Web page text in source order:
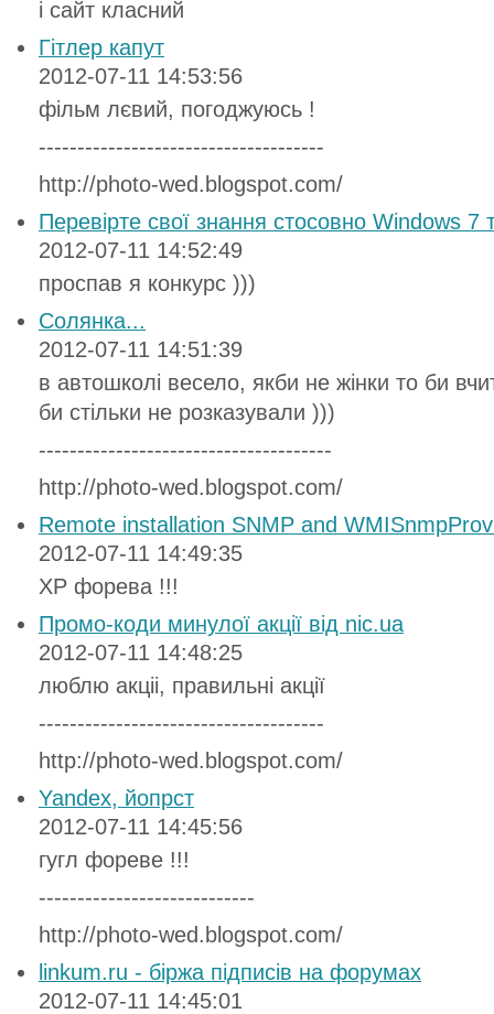
і сайт класний
Гітлер капут
2012-07-11 14:53:56
фільм лєвий, погоджуюсь !
-------------------------------------
http://photo-wed.blogspot.com/
Перевірте свої знання стосовно Windows 7
2012-07-11 14:52:49
проспав я конкурс )))
Солянка...
2012-07-11 14:51:39
в автошколі весело, якби не жінки то би
би стільки не розказували )))
--------------------------------------
http://photo-wed.blogspot.com/
Remote installation SNMP and
2012-07-11 14:49:35
ХР форева !!!
Промо-коди минулої акції від nic.ua
2012-07-11 14:48:25
люблю акціі, правильні акції
-------------------------------------
http://photo-wed.blogspot.com/
Yandex, йопрст
2012-07-11 14:45:56
гугл фореве !!!
----------------------------
http://photo-wed.blogspot.com/
linkum.ru - біржа підписів на форумах
2012-07-11 14:45:01